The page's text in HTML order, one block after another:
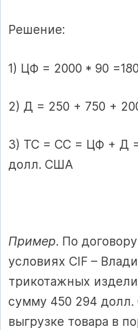
Решение:
1) ЦФ = 2000 * 90
2) Д = 250 + 750 +
3) ТС = СС = ЦФ + Д =
долл. США
Пример. По
условиях СIF –
трикотажных
сумму 450 294
выгрузке товара в